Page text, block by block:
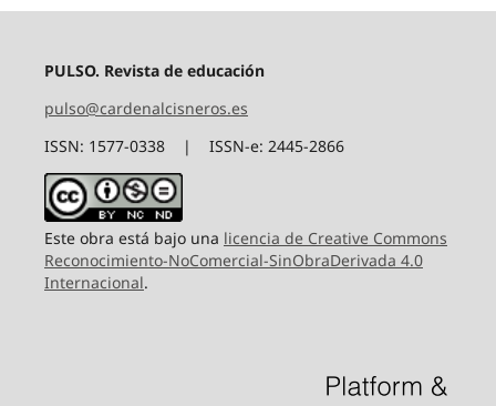
PULSO. Revista de educación
pulso@cardenalcisneros.es
ISSN: 1577-0338 | ISSN-e: 2445-2866
Este obra está bajo una licencia de Creative Commons
Reconocimiento-NoComercial-SinObraDerivada 4.0
Internacional.